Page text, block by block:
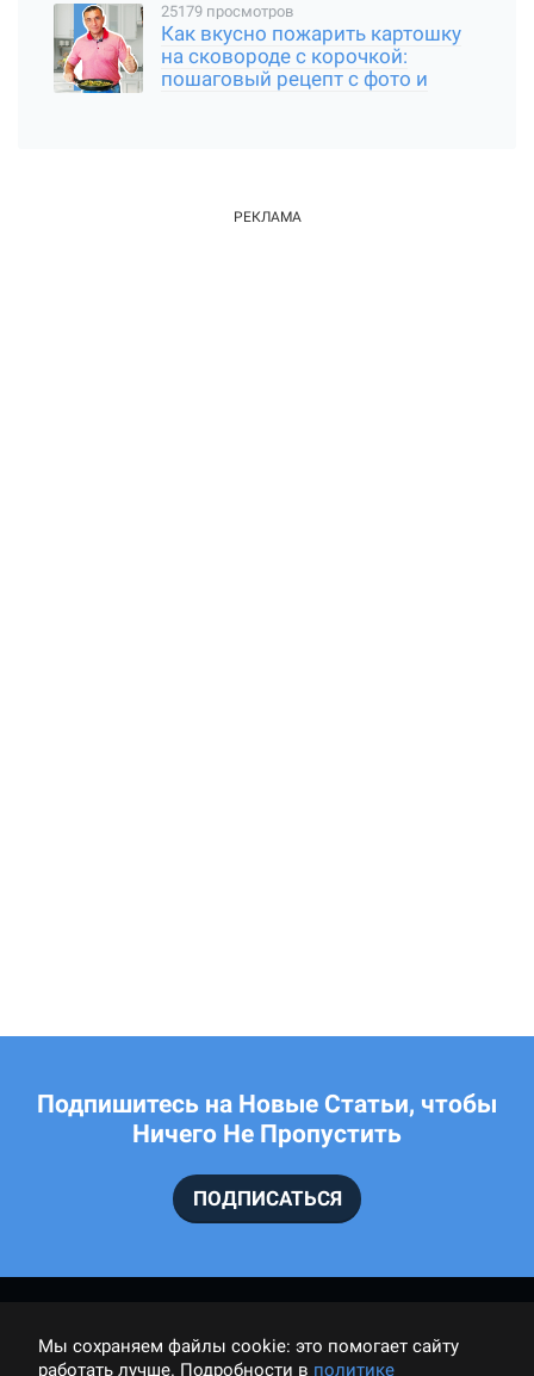
25179 просмотров
Как вкусно пожарить картошку
на сковороде с корочкой:
пошаговый рецепт с фото и
Подпишитесь на Новые Статьи, чтобы
Ничего Не Пропустить
ПОДПИСАТЬСЯ
Мы cохраняем файлы cookie: это помогает сайту
работать лучше. Подробности в политике